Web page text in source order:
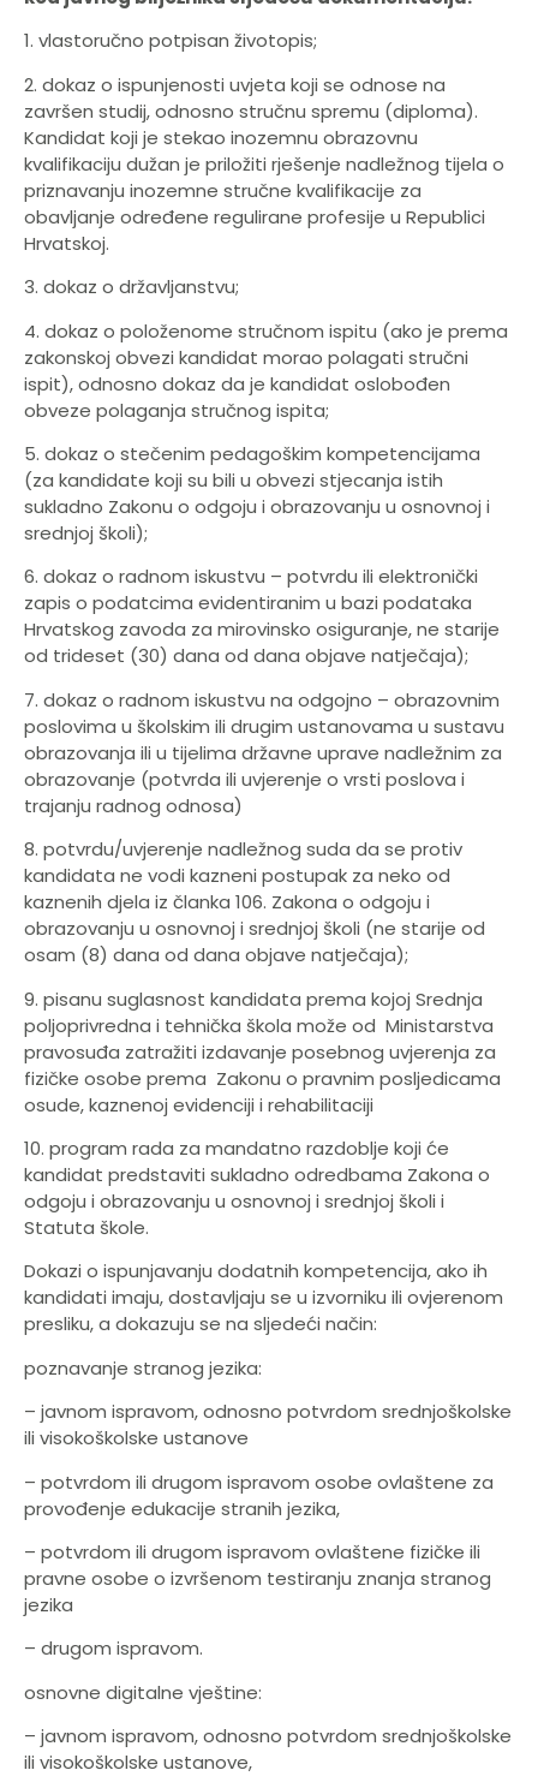
1. vlastoručno potpisan životopis;
2. dokaz o ispunjenosti uvjeta koji se odnose na
završen studij, odnosno stručnu spremu (diploma).
Kandidat koji je stekao inozemnu obrazovnu
kvalifikaciju dužan je priložiti rješenje nadležnog tijela o
priznavanju inozemne stručne kvalifikacije za
obavljanje određene regulirane profesije u Republici
Hrvatskoj.
3. dokaz o državljanstvu;
4. dokaz o položenome stručnom ispitu (ako je prema
zakonskoj obvezi kandidat morao polagati stručni
ispit), odnosno dokaz da je kandidat oslobođen
obveze polaganja stručnog ispita;
5. dokaz o stečenim pedagoškim kompetencijama
(za kandidate koji su bili u obvezi stjecanja istih
sukladno Zakonu o odgoju i obrazovanju u osnovnoj i
srednjoj školi);
6. dokaz o radnom iskustvu – potvrdu ili elektronički
zapis o podatcima evidentiranim u bazi podataka
Hrvatskog zavoda za mirovinsko osiguranje, ne starije
od trideset (30) dana od dana objave natječaja);
7. dokaz o radnom iskustvu na odgojno – obrazovnim
poslovima u školskim ili drugim ustanovama u sustavu
obrazovanja ili u tijelima državne uprave nadležnim za
obrazovanje (potvrda ili uvjerenje o vrsti poslova i
trajanju radnog odnosa)
8. potvrdu/uvjerenje nadležnog suda da se protiv
kandidata ne vodi kazneni postupak za neko od
kaznenih djela iz članka 106. Zakona o odgoju i
obrazovanju u osnovnoj i srednjoj školi (ne starije od
osam (8) dana od dana objave natječaja);
9. pisanu suglasnost kandidata prema kojoj Srednja
poljoprivredna i tehnička škola može od Ministarstva
pravosuđa zatražiti izdavanje posebnog uvjerenja za
fizičke osobe prema Zakonu o pravnim posljedicama
osude, kaznenoj evidenciji i rehabilitaciji
10. program rada za mandatno razdoblje koji će
kandidat predstaviti sukladno odredbama Zakona o
odgoju i obrazovanju u osnovnoj i srednjoj školi i
Statuta škole.
Dokazi o ispunjavanju dodatnih kompetencija, ako ih
kandidati imaju, dostavljaju se u izvorniku ili ovjerenom
presliku, a dokazuju se na sljedeći način:
poznavanje stranog jezika:
– javnom ispravom, odnosno potvrdom srednjoškolske
ili visokoškolske ustanove
– potvrdom ili drugom ispravom osobe ovlaštene za
provođenje edukacije stranih jezika,
– potvrdom ili drugom ispravom ovlaštene fizičke ili
pravne osobe o izvršenom testiranju znanja stranog
jezika
– drugom ispravom.
osnovne digitalne vještine:
– javnom ispravom, odnosno potvrdom srednjoškolske
ili visokoškolske ustanove,